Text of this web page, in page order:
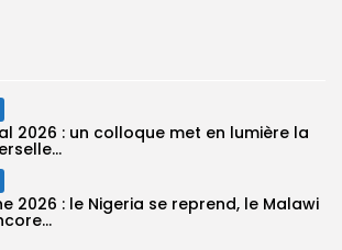
2026 : un colloque met en lumière la
2026 : le Nigeria se reprend, le Malawi